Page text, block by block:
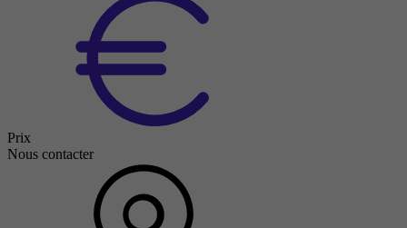
Prix
Nous contacter